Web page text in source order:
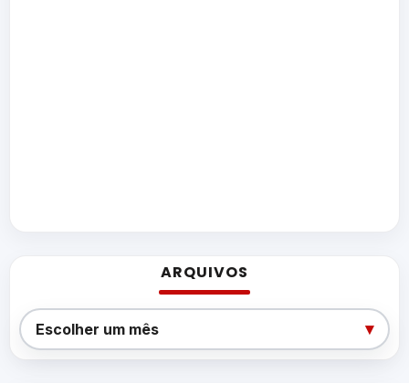
ARQUIVOS
Arquivos
Escolher um mês ▾